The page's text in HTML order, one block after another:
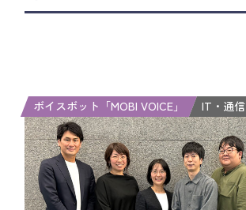
ボイスボット「MOBI VOICE」 IT・通信